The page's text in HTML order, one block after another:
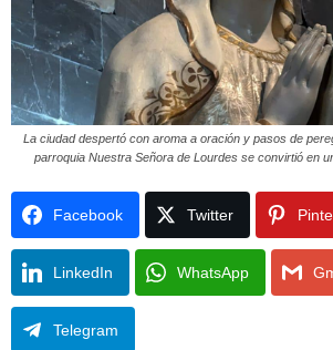
La ciudad despertó con aroma a oración y pasos de
parroquia Nuestra Señora de Lourdes se convirtió en
Facebook Twitter
LinkedIn WhatsApp
Telegram